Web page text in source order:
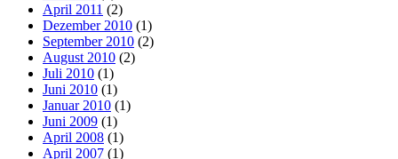
April 2011 (2)
Dezember 2010 (1)
September 2010 (2)
August 2010 (2)
Juli 2010 (1)
Juni 2010 (1)
Januar 2010 (1)
Juni 2009 (1)
April 2008 (1)
April 2007 (1)